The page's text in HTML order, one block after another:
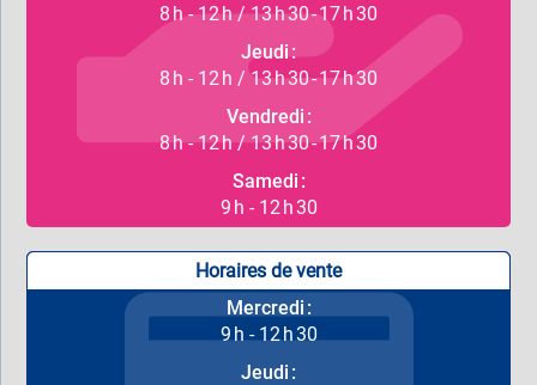
8 h - 12 h / 13 h 30 - 17 h 30
Jeudi :
8 h - 12 h / 13 h 30 - 17 h 30
Vendredi :
8 h - 12 h / 13 h 30 - 17 h 30
Samedi :
9 h - 12 h 30
Horaires de vente
Mercredi :
9 h - 12 h 30
Jeudi :